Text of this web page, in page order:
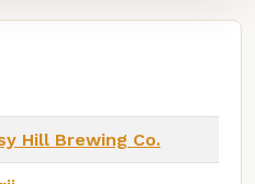
Hill Brewing Co.